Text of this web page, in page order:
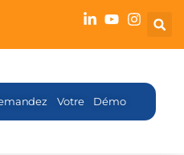
Votre Démo